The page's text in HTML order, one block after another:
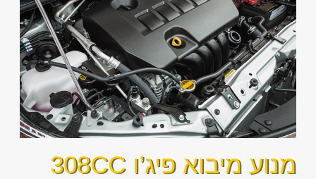
מנוע מיבוא פיג’ו 308CC